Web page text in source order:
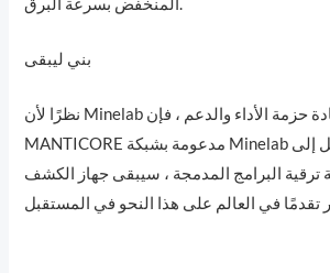
بني ليبقى
نظرًا لأن Minelab ملتزمة بقيادة حزمة الأداء والدعم ، فإن
MANTICORE مدعومة بشبكة Minelab العالمية وبضمان يصل إلى
ترقية البرامج المدمجة ، سيبقى جهاز الكشف